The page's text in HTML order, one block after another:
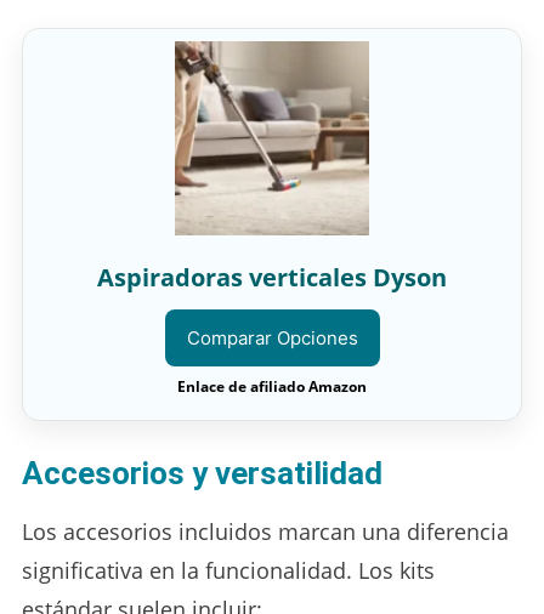
Aspiradoras verticales Dyson
Comparar Opciones
Enlace de afiliado Amazon
Accesorios y versatilidad
Los accesorios incluidos marcan una diferencia
significativa en la funcionalidad. Los kits